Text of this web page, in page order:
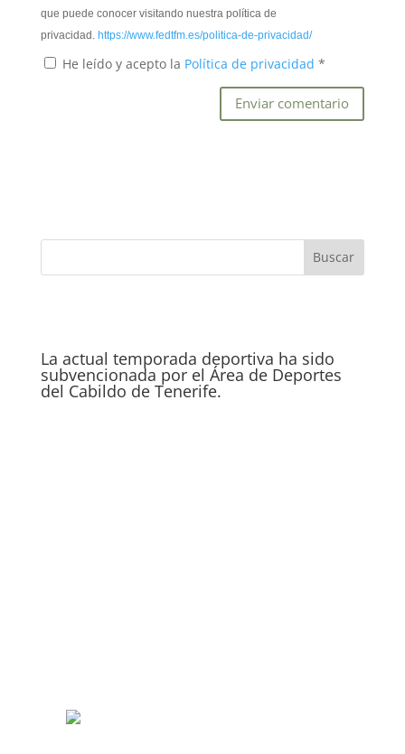
que puede conocer visitando nuestra política de
privacidad. https://www.fedtfm.es/politica-de-privacidad/
He leído y acepto la Política de privacidad *
La actual temporada deportiva ha sido
subvencionada por el Área de Deportes
del Cabildo de Tenerife.